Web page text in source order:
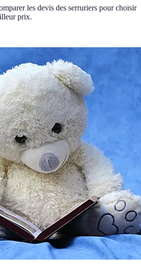
les devis des serruriers pour choisir
prix.